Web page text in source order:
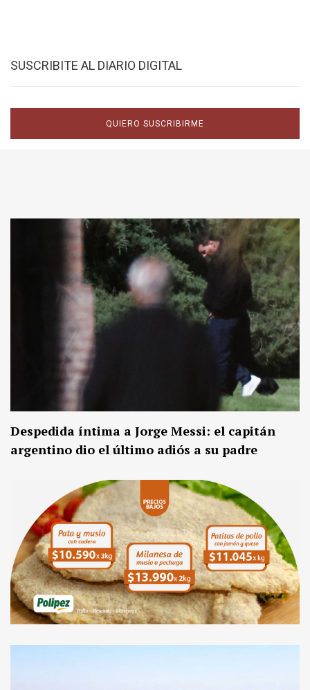
SUSCRIBITE AL DIARIO DIGITAL
QUIERO SUSCRIBIRME
Despedida íntima a Jorge Messi: el capitán
argentino dio el último adiós a su padre